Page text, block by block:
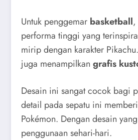
Untuk penggemar basketball,
performa tinggi yang
mirip dengan karakter
juga menampilkan grafis
Desain ini sangat cocok bagi
detail pada sepatu ini
Pokémon. Dengan desain
penggunaan sehari-hari.